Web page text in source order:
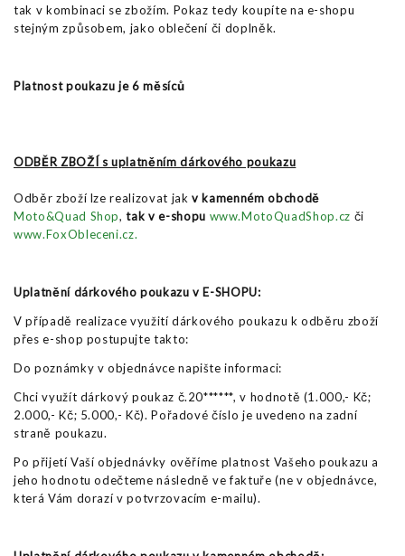
tak v kombinaci se zbožím. Pokaz tedy koupíte na e-shopu
stejným způsobem, jako oblečení či doplněk.
Platnost poukazu je 6 měsíců
ODBĚR ZBOŽÍ s uplatněním dárkového poukazu
Odběr zboží lze realizovat jakv kamenném obchodě
Moto&Quad Shop,tak v e-shopu www.MotoQuadShop.cz či
www.FoxObleceni.cz.
Uplatnění dárkového poukazu v E-SHOPU:
V případě realizace využití dárkového poukazu k odběru zboží
přes e-shop postupujte takto:
Do poznámky v objednávce napište informaci:
Chci využít dárkový poukaz č.20******, v hodnotě (1.000,- Kč;
2.000,- Kč; 5.000,- Kč). Pořadové číslo je uvedeno na zadní
straně poukazu.
Po přijetí Vaší objednávky ověříme platnost Vašeho poukazu a
jeho hodnotu odečteme následně ve faktuře (ne v objednávce,
která Vám dorazí v potvrzovacím e-mailu).